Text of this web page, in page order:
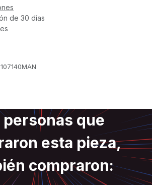
de 30 días
107140MAN
personas que
esta pieza,
compraron: